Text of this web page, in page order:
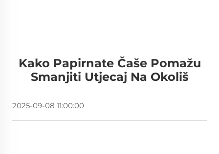
Kako Papirnate Čaše Pomažu
Smanjiti Utjecaj Na Okoliš
2025-09-08 11:00:00